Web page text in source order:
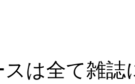
は全て雑誌